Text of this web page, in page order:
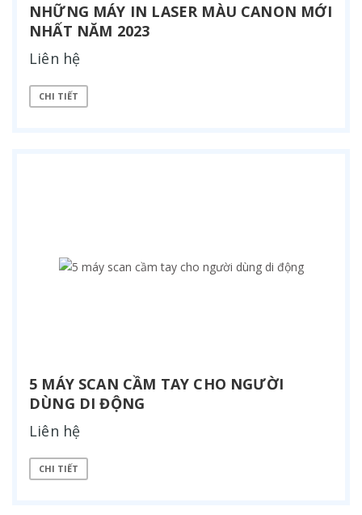
NHỮNG MÁY IN LASER MÀU CANON MỚI
NHẤT NĂM 2023
Liên hệ
CHI TIẾT
5 MÁY SCAN CẦM TAY CHO NGƯỜI
DÙNG DI ĐỘNG
Liên hệ
CHI TIẾT